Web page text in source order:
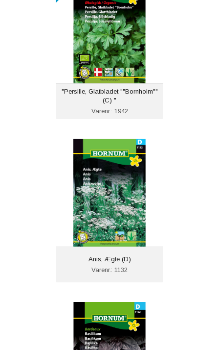
"Persille, Glatbladet ""Bornholm""
(C) "
Varenr.: 1942
Anis, Ægte (D)
Varenr.: 1132